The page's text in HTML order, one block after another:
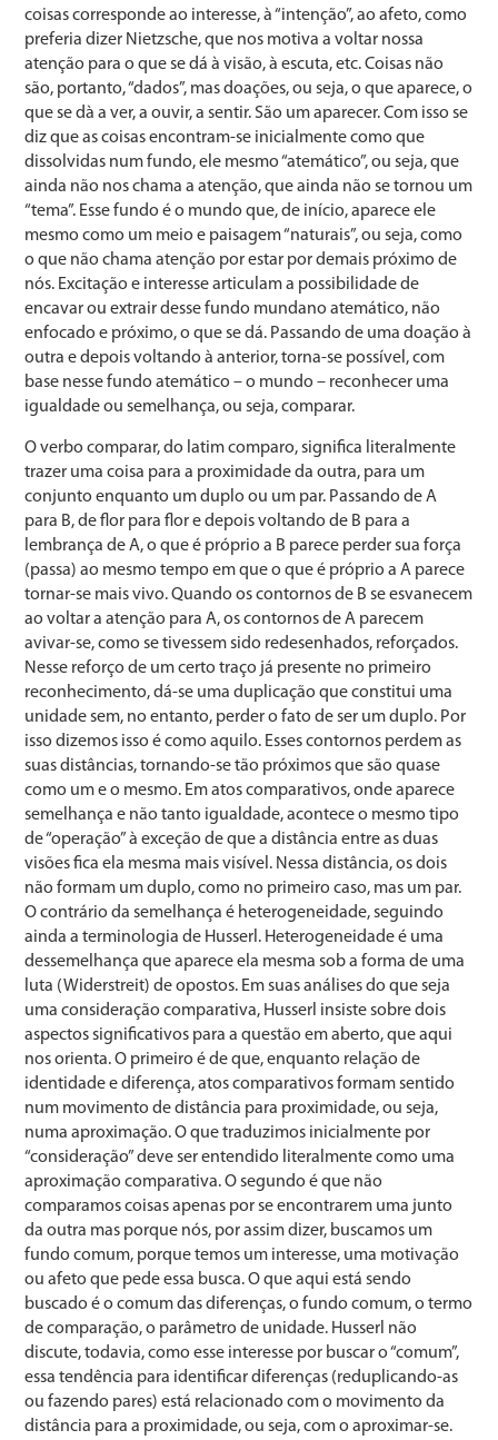
coisas corresponde ao interesse, à “intenção”, ao afeto, como
preferia dizer Nietzsche, que nos motiva a voltar nossa
atenção para o que se dá à visão, à escuta, etc. Coisas não
são, portanto, “dados”, mas doações, ou seja, o que aparece, o
que se dà a ver, a ouvir, a sentir. São um aparecer. Com isso se
diz que as coisas encontram-se inicialmente como que
dissolvidas num fundo, ele mesmo “atemático”, ou seja, que
ainda não nos chama a atenção, que ainda não se tornou um
“tema”. Esse fundo é o mundo que, de início, aparece ele
mesmo como um meio e paisagem “naturais”, ou seja, como
o que não chama atenção por estar por demais próximo de
nós. Excitação e interesse articulam a possibilidade de
encavar ou extrair desse fundo mundano atemático, não
enfocado e próximo, o que se dá. Passando de uma doação à
outra e depois voltando à anterior, torna-se possível, com
base nesse fundo atemático – o mundo – reconhecer uma
igualdade ou semelhança, ou seja, comparar.
O verbo comparar, do latim comparo, significa literalmente
trazer uma coisa para a proximidade da outra, para um
conjunto enquanto um duplo ou um par. Passando de A
para B, de flor para flor e depois voltando de B para a
lembrança de A, o que é próprio a B parece perder sua força
(passa) ao mesmo tempo em que o que é próprio a A parece
tornar-se mais vivo. Quando os contornos de B se esvanecem
ao voltar a atenção para A, os contornos de A parecem
avivar-se, como se tivessem sido redesenhados, reforçados.
Nesse reforço de um certo traço já presente no primeiro
reconhecimento, dá-se uma duplicação que constitui uma
unidade sem, no entanto, perder o fato de ser um duplo. Por
isso dizemos isso é como aquilo. Esses contornos perdem as
suas distâncias, tornando-se tão próximos que são quase
como um e o mesmo. Em atos comparativos, onde aparece
semelhança e não tanto igualdade, acontece o mesmo tipo
de “operação” à exceção de que a distância entre as duas
visões fica ela mesma mais visível. Nessa distância, os dois
não formam um duplo, como no primeiro caso, mas um par.
O contrário da semelhança é heterogeneidade, seguindo
ainda a terminologia de Husserl. Heterogeneidade é uma
dessemelhança que aparece ela mesma sob a forma de uma
luta (Widerstreit) de opostos. Em suas análises do que seja
uma consideração comparativa, Husserl insiste sobre dois
aspectos significativos para a questão em aberto, que aqui
nos orienta. O primeiro é de que, enquanto relação de
identidade e diferença, atos comparativos formam sentido
num movimento de distância para proximidade, ou seja,
numa aproximação. O que traduzimos inicialmente por
“consideração” deve ser entendido literalmente como uma
aproximação comparativa. O segundo é que não
comparamos coisas apenas por se encontrarem uma junto
da outra mas porque nós, por assim dizer, buscamos um
fundo comum, porque temos um interesse, uma motivação
ou afeto que pede essa busca. O que aqui está sendo
buscado é o comum das diferenças, o fundo comum, o termo
de comparação, o parâmetro de unidade. Husserl não
discute, todavia, como esse interesse por buscar o “comum”,
essa tendência para identificar diferenças (reduplicando-as
ou fazendo pares) está relacionado com o movimento da
distância para a proximidade, ou seja, com o aproximar-se.